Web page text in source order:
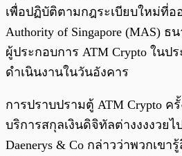
เพื่อปฏิบัติตามกฎระเบียบใหม่ที่อ
Authority of Singapore (MAS)
ผู้ประกอบการ ATM Crypto ในปร
ดำเนินงานในวันอังคาร
การปราบปรามตู้ ATM Crypto ค
บริการสกุลเงินดิจิทัลต่างงงงวย
Daenerys & Co กล่าวว่าพวกเขา